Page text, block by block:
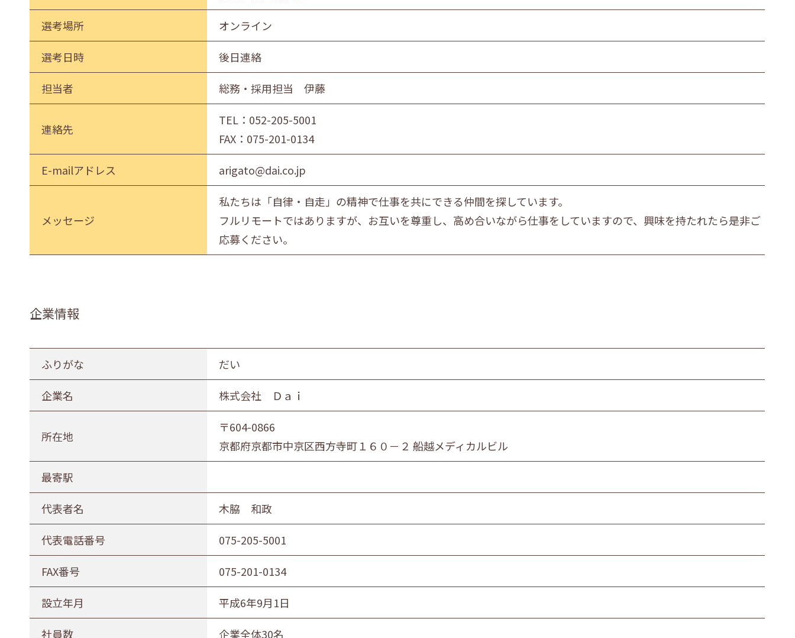
選考場所 オンライン
選考日時 後日連絡
担当者 総務・採用担当 伊藤
連絡先
TEL： 052-205-5001
FAX：075-201-0134
E-mailアドレス arigato@dai.co.jp
メッセージ
私たちは「自律・自走」の精神で仕事を共にできる仲間を探しています。
フルリモートではありますが、お互いを尊重し、高め合いながら仕事をしていますので、興味を持たれたら是非ご
応募ください。
企業情報
ふりがな だい
企業名 株式会社 Ｄａｉ
所在地
〒604-0866
京都府京都市中京区西方寺町１６０－２ 船越メディカルビル
最寄駅
代表者名 木脇 和政
代表電話番号 075-205-5001
FAX番号 075-201-0134
設立年月 平成6年9月1日
社員数 企業全体30名